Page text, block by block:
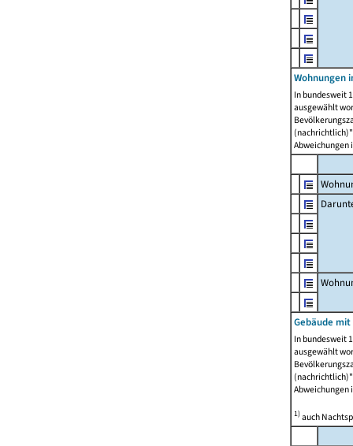
Wohnungen
In bundesweit
ausgewählt
Abweichungen
Gebäude
In bundesweit
ausgewählt
Abweichungen
1)auch